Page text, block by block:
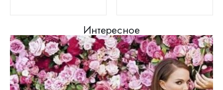
Интересное